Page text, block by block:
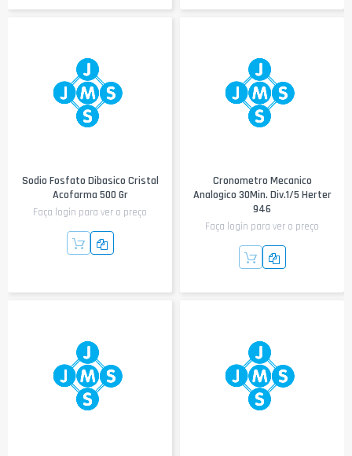
Sodio Fosfato Dibasico Cristal
Acofarma 500 Gr
Faça login para ver o preço
Cronometro Mecanico
Analogico 30Min. Div.1/5 Herter
946
Faça login para ver o preço